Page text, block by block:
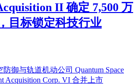
II 确定 7,500 万
目标锁定科技行业
御与轨道机动公司 Quantum Space
Acquisition Corp. VI 合并上市